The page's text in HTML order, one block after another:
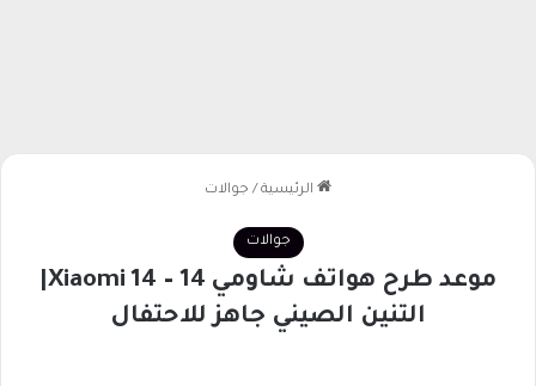
الرئيسية / جوالات
جوالات
التنين الصيني جاهز للاحتفال